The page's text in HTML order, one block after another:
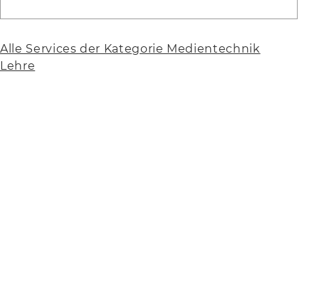
Alle Services der Kategorie Medientechnik
Lehre